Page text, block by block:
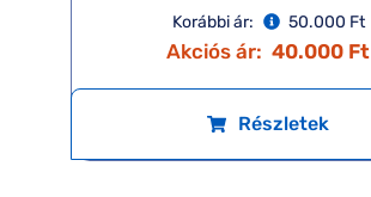
Korábbi ár:
50.000 Ft
Akciós ár: 40.000 Ft
Részletek